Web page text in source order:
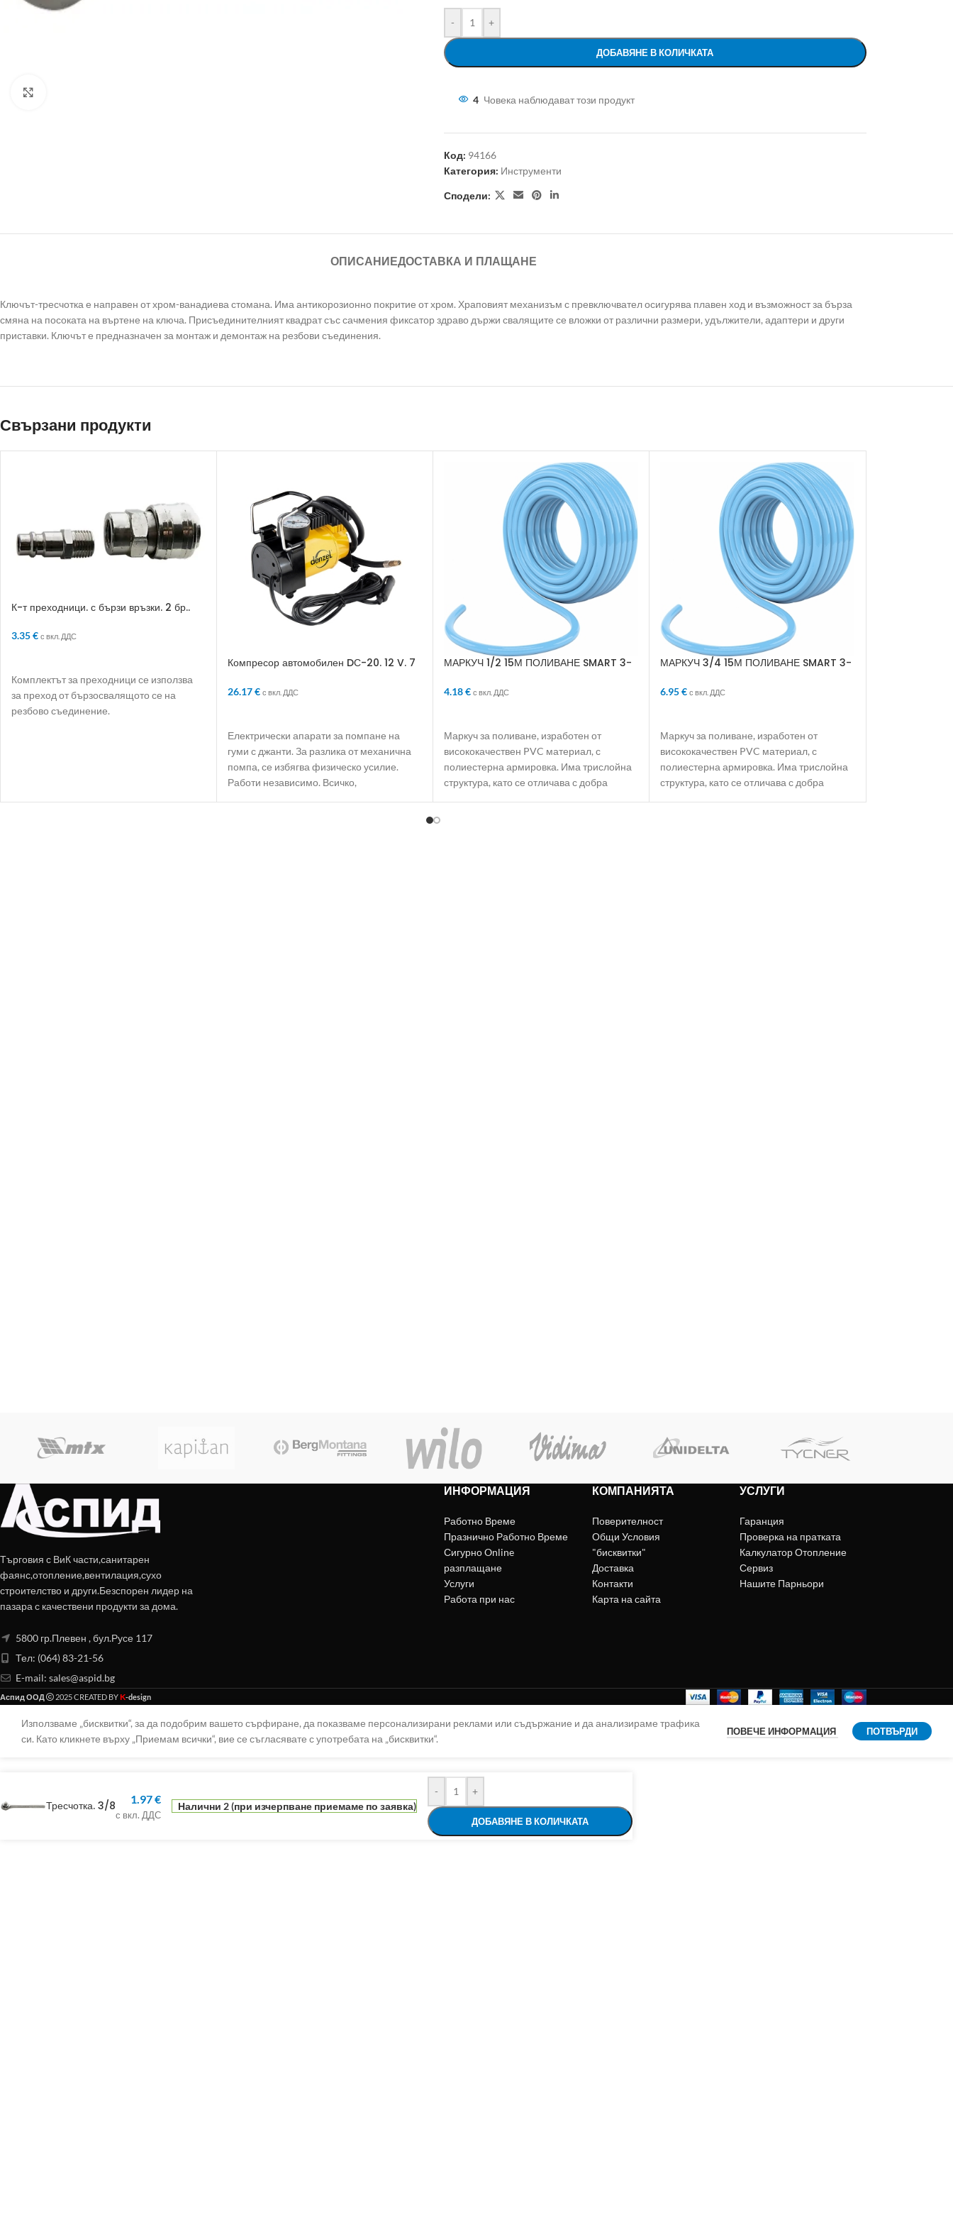
- +
ДОБАВЯНЕ В КОЛИЧКАТА
4 Човека наблюдават този продукт
Код: 94166
Категория: Инструменти
Сподели:
ОПИСАНИЕДОСТАВКА И ПЛАЩАНЕ
Ключът-тресчотка е направен от хром-ванадиева стомана. Има антикорозионно покритие от хром. Храповият механизъм с превключвател осигурява плавен ход и възможност за бърза
смяна на посоката на въртене на ключа. Присъединителният квадрат със сачмения фиксатор здраво държи свалящите се вложки от различни размери, удължители, адаптери и други
приставки. Ключът е предназначен за монтаж и демонтаж на резбови съединения.
Свързани продукти
К-т преходници. с бързи връзки. 2 бр..
3.35€ с вкл. ДДС
Комплектът за преходници се използва
за преход от бързосвалящото се на
резбово съединение.
Компресор автомобилен DС-20. 12 V. 7
26.17€ с вкл. ДДС
Електрически апарати за помпане на
гуми с джанти. За разлика от механична
помпа, се избягва физическо усилие.
Работи независимо. Всичко,
МАРКУЧ 1/2 15М ПОЛИВАНЕ SMART 3-
4.18€ с вкл. ДДС
Маркуч за поливане, изработен от
висококачествен PVC материал, с
полиестерна армировка. Има трислойна
структура, като се отличава с добра
МАРКУЧ 3/4 15М ПОЛИВАНЕ SMART 3-
6.95€ с вкл. ДДС
Маркуч за поливане, изработен от
висококачествен PVC материал, с
полиестерна армировка. Има трислойна
структура, като се отличава с добра
Търговия с ВиК части,санитарен
фаянс,отопление,вентилация,сухо
строителство и други.Безспорен лидер на
пазара с качествени продукти за дома.
5800 гр.Плевен , бул.Русе 117
Тел: (064) 83-21-56
E-mail: sales@aspid.bg
ИНФОРМАЦИЯ
Работно Време
Празнично Работно Време
Сигурно Online
разплащане
Услуги
Работа при нас
КОМПАНИЯТА
Поверителност
Общи Условия
"бисквитки"
Доставка
Контакти
Карта на сайта
УСЛУГИ
Гаранция
Проверка на пратката
Калкулатор Отопление
Сервиз
Нашите Парньори
Аспид ООД 2025 CREATED BY K-design
Използваме „бисквитки“, за да подобрим вашето сърфиране, да показваме персонализирани реклами или съдържание и да анализираме трафика
си. Като кликнете върху „Приемам всички“, вие се съгласявате с употребата на „бисквитки“.
ПОВЕЧЕ ИНФОРМАЦИЯ ПОТВЪРДИ
Тресчотка. 3/8 1.97€
с вкл. ДДС
Налични 2 (при изчерпване приемаме по заявка)
- +
ДОБАВЯНЕ В КОЛИЧКАТА